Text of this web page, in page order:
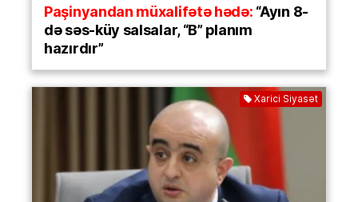
Paşinyandan müxalifətə hədə:“Ayın 8-
də səs-küy salsalar, “B” planım
hazırdır”
Xarici Siyasət